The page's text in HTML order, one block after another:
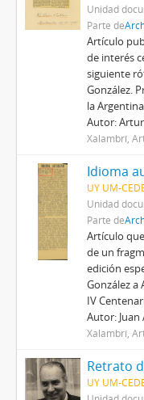
Unidad
Parte de
Artículo
de interés
siguiente
González.
la
Autor:
Xalambrí,
Idioma
UY UM-
Unidad
Parte de
Artículo
de un
edición
González a
IV
Autor: Juan
Xalambrí,
UY UM-